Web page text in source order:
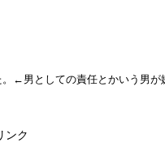
←男としての責任とかいう男
ンク